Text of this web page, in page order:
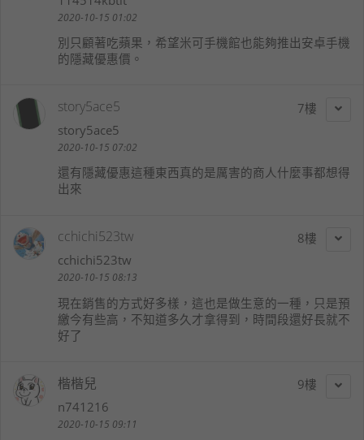
2020-10-15 01:02
別只顧著吃蘋果，希望米可手機館也能夠推出安卓手機
的隱藏優惠價。
7
story5ace5
story5ace5
2020-10-15 07:02
還有隱藏優惠這種東西真的是厲害的商人什麼事都想得
出來
8
cchichi523tw
cchichi523tw
2020-10-15 08:13
現在銷售的方式好多樣，這也是做生意的一種，只是預
繳今有些高，不知道多久才拿得到，時間段還好長就不
好了
9
楷楷兒
n741216
2020-10-15 09:11